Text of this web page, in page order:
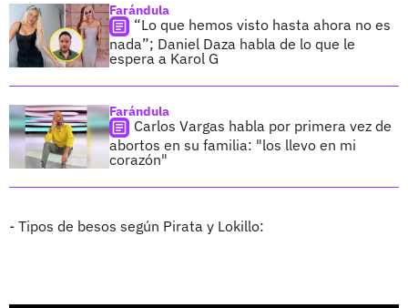
Farándula
“Lo que hemos visto hasta ahora no es
nada”; Daniel Daza habla de lo que le
espera a Karol G
Farándula
Carlos Vargas habla por primera vez de
abortos en su familia: "los llevo en mi
corazón"
- Tipos de besos según Pirata y Lokillo: